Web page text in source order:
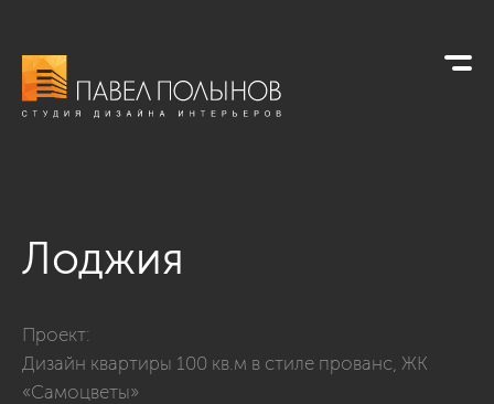
Лоджия
Проект:
Дизайн квартиры 100 кв.м в стиле прованс, ЖК
«Самоцветы»